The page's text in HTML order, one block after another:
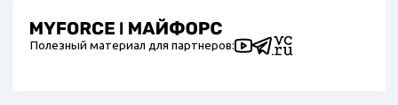
Полезный материал для партнеров: